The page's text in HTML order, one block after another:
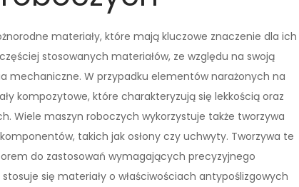
materiały, które mają kluczowe znaczenie dla ich
stosowanych materiałów, ze względu na swoją
mechaniczne. W przypadku elementów narażonych na
kompozytowe, które charakteryzują się lekkością oraz
Wiele maszyn roboczych wykorzystuje także tworzywa
takich jak osłony czy uchwyty. Tworzywa te
do zastosowań wymagających precyzyjnego
się materiały o właściwościach antypoślizgowych